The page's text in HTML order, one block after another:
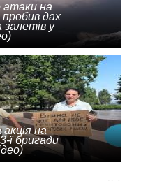
атаки на
пробив дах
у
на
ї бригади